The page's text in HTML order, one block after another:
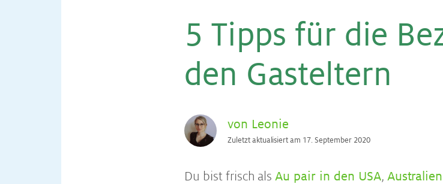
5 Tipps für die
den Gast­el­tern
von Leonie
Zuletzt aktualisiert am 17. September 2020
Du bist frisch alsAu pair in den USA, Australien